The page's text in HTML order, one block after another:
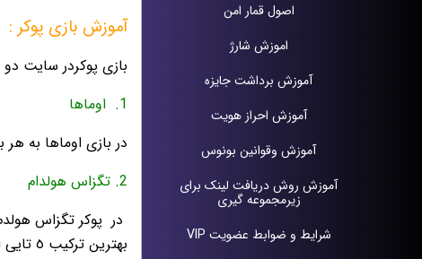
اصول قمار امن
اموزش شارژ
آموزش برداشت جایزه
آموزش احراز هویت
آموزش وقوانين بونوس
آموزش روش دریافت لينک براى
زيرمجموعه گيرى
شرایط و ضوابط عضویت VIP
آموزش بازی پوکر :
بازی پوکردر سایت
1.
اوماها
در بازی اوماها به هر بازیکن برای شروع 4 کارت داده
2. تگزاس هولدام
در پوكر تگزاس
بهترين تركيب ٥ تايى از اين ٧ كارت را داشته باشد .